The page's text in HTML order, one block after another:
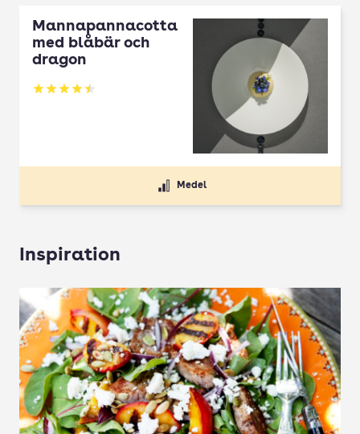
Mannapannacotta
med blåbär och
dragon
Betyg: 4.5 av 5
Medel
Inspiration